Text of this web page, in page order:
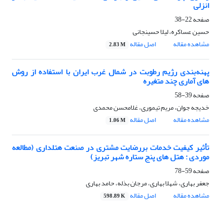
انزلی
صفحه22-38
حسین عساکره، لیلا حسینجانی
مشاهده مقاله
اصل مقاله 2.83 M
پهنه‌بندی رژیم رطوبت در شمال غرب ایران با استفاده از روش
های آماری چند متغیره
صفحه39-58
خدیجه جوان، مریم تیموری، غلامحسن محمدی
مشاهده مقاله
اصل مقاله 1.06 M
تأثیر کیفیت خدمات بررضایت مشتری در صنعت هتلداری (مطالعه
موردی : هتل های پنج ستاره شهر تبریز)
صفحه59-78
جعفر بهاری، شهلا بهاری، مرجان بذله، حامد بهاری
مشاهده مقاله
اصل مقاله 598.89 K